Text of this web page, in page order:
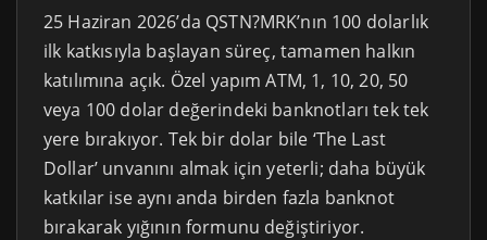
25 Haziran 2026’da QSTN?MRK’nın 100 dolarlık
ilk katkısıyla başlayan süreç, tamamen halkın
katılımına açık. Özel yapım ATM, 1, 10, 20, 50
veya 100 dolar değerindeki banknotları tek tek
yere bırakıyor. Tek bir dolar bile ‘The Last
Dollar’ unvanını almak için yeterli; daha büyük
katkılar ise aynı anda birden fazla banknot
bırakarak yığının formunu değiştiriyor.